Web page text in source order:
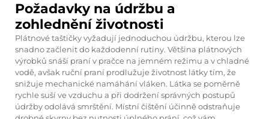
Požadavky na údržbu a
zohlednění životnosti
Plátnové taštičky vyžadují jednoduchou údržbu, kterou lze
snadno začlenit do každodenní rutiny. Většina plátnových
výrobků snáší praní v pračce na jemném režimu a v chladné
vodě, avšak ruční praní prodlužuje životnost látky tím, že
snižuje mechanické namáhání vláken. Látka se poměrně
rychle suší ve vzduchu a při dodržení správných postupů
údržby odolává smrštění. Místní čištění účinně odstraňuje